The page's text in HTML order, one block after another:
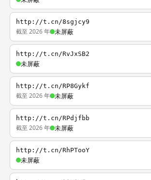
http://t.cn/8sgjcy9
截至 2026 年 未屏蔽
http://t.cn/RvJxSB2
未屏蔽
http://t.cn/RP8Gykf
截至 2026 年 未屏蔽
http://t.cn/RPdjfbb
截至 2026 年 未屏蔽
http://t.cn/RhPTooY
未屏蔽